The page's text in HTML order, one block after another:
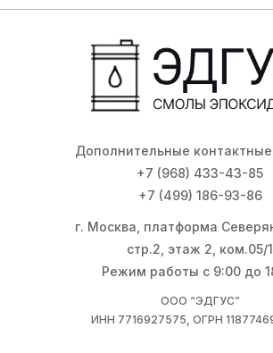
ООО “ЭДГУС”
ИНН 7716927575, ОГРН
Дополнительные
+7 (968) 433-43-85
+7 (499) 186-93-86
г. Москва, платформа
стр.2, этаж 2, ком.05/1
Режим работы с 9:00 до